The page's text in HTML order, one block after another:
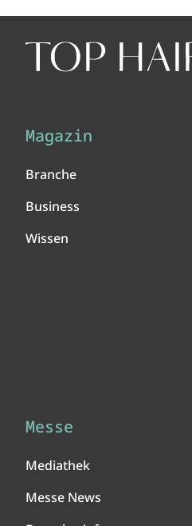
Magazin
Branche
Business
Wissen
Messe
Mediathek
Messe News